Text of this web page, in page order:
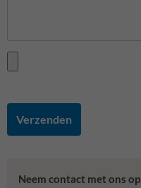
Verzenden
Neem contact met ons op